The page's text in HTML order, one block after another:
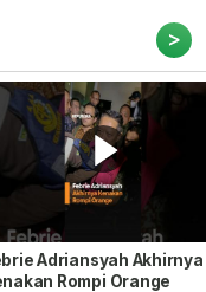
>
Adriansyah Akhirnya
Rompi Orange